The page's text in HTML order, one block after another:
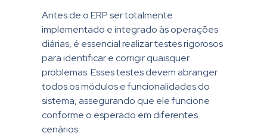
Antes de o ERP ser totalmente
implementado e integrado às operações
diárias, é essencial realizar testes rigorosos
para identificar e corrigir quaisquer
problemas. Esses testes devem abranger
todos os módulos e funcionalidades do
sistema, assegurando que ele funcione
conforme o esperado em diferentes
cenários.